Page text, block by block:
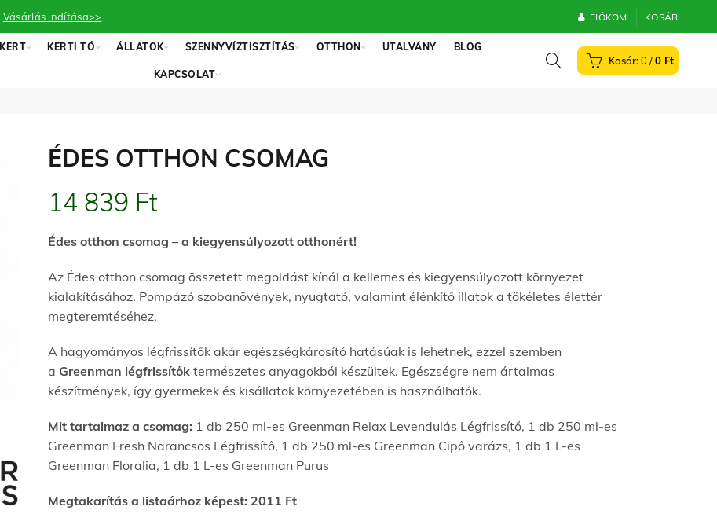
Vásárlás indítása>> FIÓKOM KOSÁR
KERT KERTI TÓ ÁLLATOK SZENNYVÍZTISZTÍTÁS OTTHON UTALVÁNY BLOG
KAPCSOLAT
0 / 0 Ft
ÉDES OTTHON CSOMAG
14 839 Ft
Édes otthon csomag – a kiegyensúlyozott otthonért!
Az Édes otthon csomag összetett megoldást kínál a kellemes és kiegyensúlyozott környezet
kialakításához. Pompázó szobanövények, nyugtató, valamint élénkítő illatok a tökéletes élettér
megteremtéséhez.
A hagyományos légfrissítők akár egészségkárosító hatásúak is lehetnek, ezzel szemben
a Greenman légfrissítők természetes anyagokból készültek. Egészségre nem ártalmas
készítmények, így gyermekek és kisállatok környezetében is használhatók.
Mit tartalmaz a csomag: 1 db 250 ml-es Greenman Relax Levendulás Légfrissítő, 1 db 250 ml-es
Greenman Fresh Narancsos Légfrissítő, 1 db 250 ml-es Greenman Cipő varázs, 1 db 1 L-es
Greenman Floralia, 1 db 1 L-es Greenman Purus
Megtakarítás a listaárhoz képest: 2011 Ft